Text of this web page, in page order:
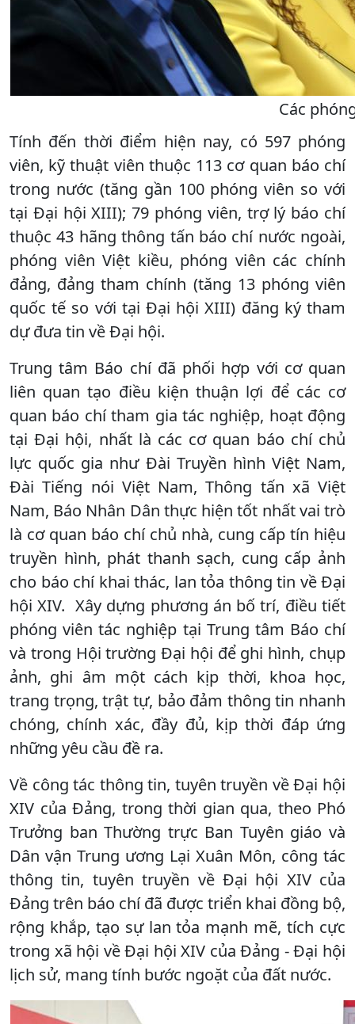
Các
Tính đến thời điểm hiện nay, có 597 phóng
viên, kỹ thuật viên thuộc 113 cơ quan báo chí
trong nước (tăng gần 100 phóng viên so với
tại Đại hội XIII); 79 phóng viên, trợ lý báo chí
thuộc 43 hãng thông tấn báo chí nước ngoài,
phóng viên Việt kiều, phóng viên các chính
đảng, đảng tham chính (tăng 13 phóng viên
quốc tế so với tại Đại hội XIII) đăng ký tham
dự đưa tin về Đại hội.
Trung tâm Báo chí đã phối hợp với cơ quan
liên quan tạo điều kiện thuận lợi để các cơ
quan báo chí tham gia tác nghiệp, hoạt động
tại Đại hội, nhất là các cơ quan báo chí chủ
lực quốc gia như Đài Truyền hình Việt Nam,
Đài Tiếng nói Việt Nam, Thông tấn xã Việt
Nam, Báo Nhân Dân thực hiện tốt nhất vai trò
là cơ quan báo chí chủ nhà, cung cấp tín hiệu
truyền hình, phát thanh sạch, cung cấp ảnh
cho báo chí khai thác, lan tỏa thông tin về Đại
hội XIV. Xây dựng phương án bố trí, điều tiết
phóng viên tác nghiệp tại Trung tâm Báo chí
và trong Hội trường Đại hội để ghi hình, chụp
ảnh, ghi âm một cách kịp thời, khoa học,
trang trọng, trật tự, bảo đảm thông tin nhanh
chóng, chính xác, đầy đủ, kịp thời đáp ứng
những yêu cầu đề ra.
Về công tác thông tin, tuyên truyền về Đại hội
XIV của Đảng, trong thời gian qua, theo Phó
Trưởng ban Thường trực Ban Tuyên giáo và
Dân vận Trung ương Lại Xuân Môn, công tác
thông tin, tuyên truyền về Đại hội XIV của
Đảng trên báo chí đã được triển khai đồng bộ,
rộng khắp, tạo sự lan tỏa mạnh mẽ, tích cực
trong xã hội về Đại hội XIV của Đảng - Đại hội
lịch sử, mang tính bước ngoặt của đất nước.